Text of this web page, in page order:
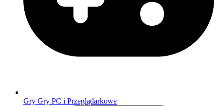
Gry Gry PC i Przeglądarkowe